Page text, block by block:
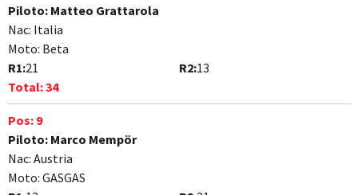
Piloto: Matteo Grattarola
Nac: Italia
Moto: Beta
R1:21 R2:13
Total:34
Pos: 9
Piloto: Marco Mempör
Nac: Austria
Moto: GASGAS